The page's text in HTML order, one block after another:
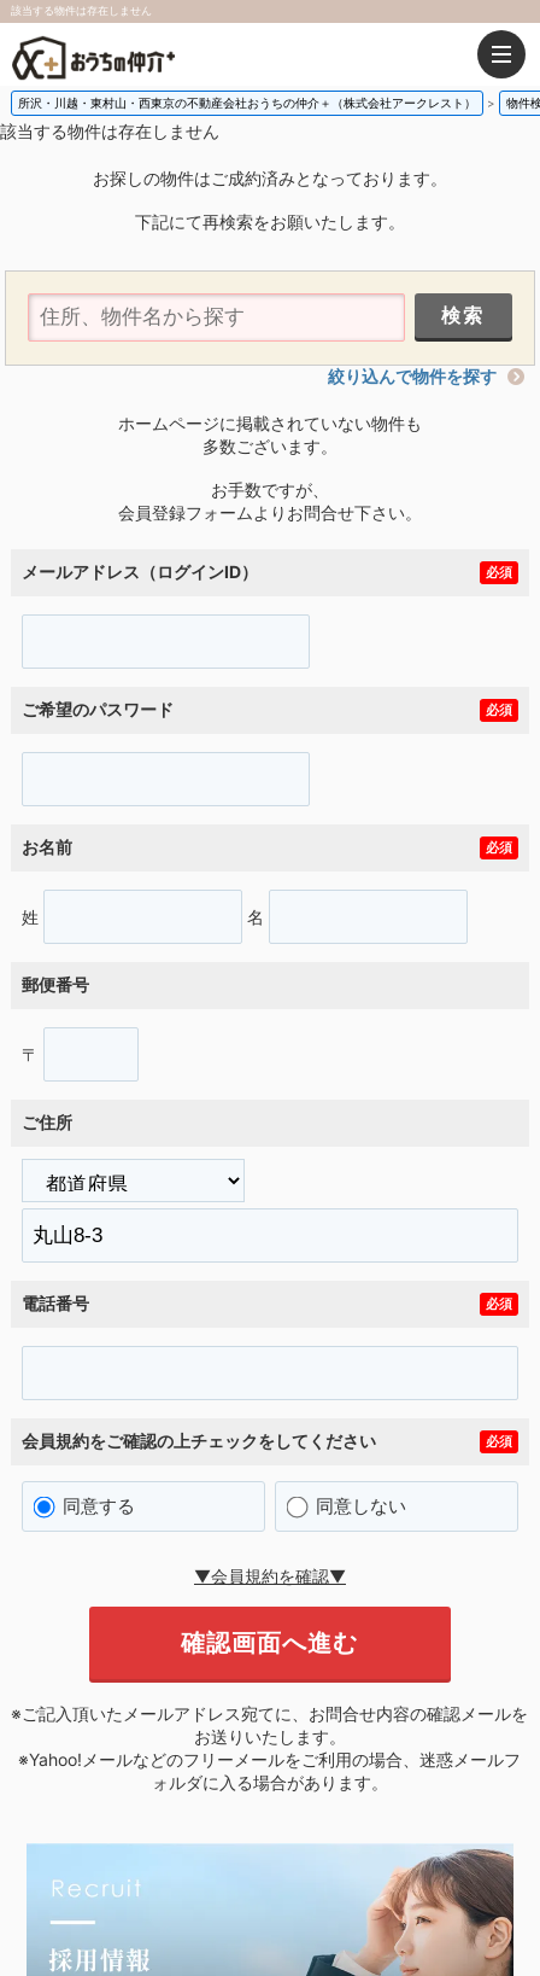
該当する物件は存在しません
所沢・川越・東村山・西東京の不動産会社おうちの仲介＋（株式会社アークレスト） 物件
該当する物件は存在しません
お探しの物件はご成約済みとなっております。
下記にて再検索をお願いたします。
絞り込んで物件を探す
ホームページに掲載されていない物件も
多数ございます。
お手数ですが、
会員登録フォームよりお問合せ下さい。
メールアドレス（ログインID） 必須
ご希望のパスワード 必須
お名前 必須
姓 名
郵便番号
〒
ご住所
電話番号 必須
会員規約をご確認の上チェックをしてください 必須
同意する 同意しない
▼会員規約を確認▼
※ご記入頂いたメールアドレス宛てに、お問合せ内容の確認メールを
お送りいたします。
※Yahoo!メールなどのフリーメールをご利用の場合、迷惑メールフ
ォルダに入る場合があります。